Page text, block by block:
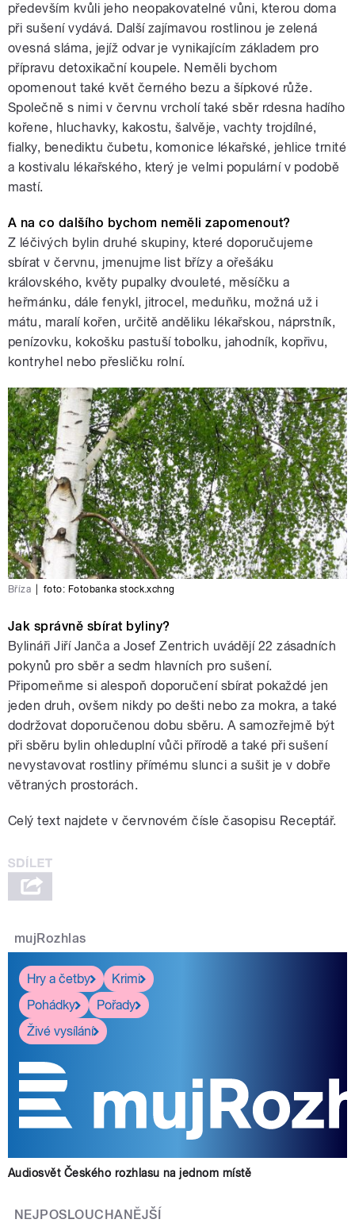
především kvůli jeho neopakovatelné vůni, kterou doma
při sušení vydává. Další zajímavou rostlinou je zelená
ovesná sláma, jejíž odvar je vynikajícím základem pro
přípravu detoxikační koupele. Neměli bychom
opomenout také květ černého bezu a šípkové růže.
Společně s nimi v červnu vrcholí také sběr rdesna hadího
kořene, hluchavky, kakostu, šalvěje, vachty trojdílné,
fialky, benediktu čubetu, komonice lékařské, jehlice trnité
a kostivalu lékařského, který je velmi populární v podobě
mastí.
A na co dalšího bychom neměli zapomenout?
Z léčivých bylin druhé skupiny, které doporučujeme
sbírat v červnu, jmenujme list břízy a ořešáku
královského, květy pupalky dvouleté, měsíčku a
heřmánku, dále fenykl, jitrocel, meduňku, možná už i
mátu, maralí kořen, určitě anděliku lékařskou, náprstník,
penízovku, kokošku pastuší tobolku, jahodník, kopřivu,
kontryhel nebo přesličku rolní.
Bříza foto: Fotobanka stock.xchng
Jak správně sbírat byliny?
Bylináři Jiří Janča a Josef Zentrich uvádějí 22 zásadních
pokynů pro sběr a sedm hlavních pro sušení.
Připomeňme si alespoň doporučení sbírat pokaždé jen
jeden druh, ovšem nikdy po dešti nebo za mokra, a také
dodržovat doporučenou dobu sběru. A samozřejmě být
při sběru bylin ohleduplní vůči přírodě a také při sušení
nevystavovat rostliny přímému slunci a sušit je v dobře
větraných prostorách.
Celý text najdete v červnovém čísle časopisu Receptář.
mujRozhlas
Hry a četby
Krimi
Pohádky
Pořady
Živé vysílání
Audiosvět Českého rozhlasu na jednom místě
NEJPOSLOUCHANĚJŠÍ